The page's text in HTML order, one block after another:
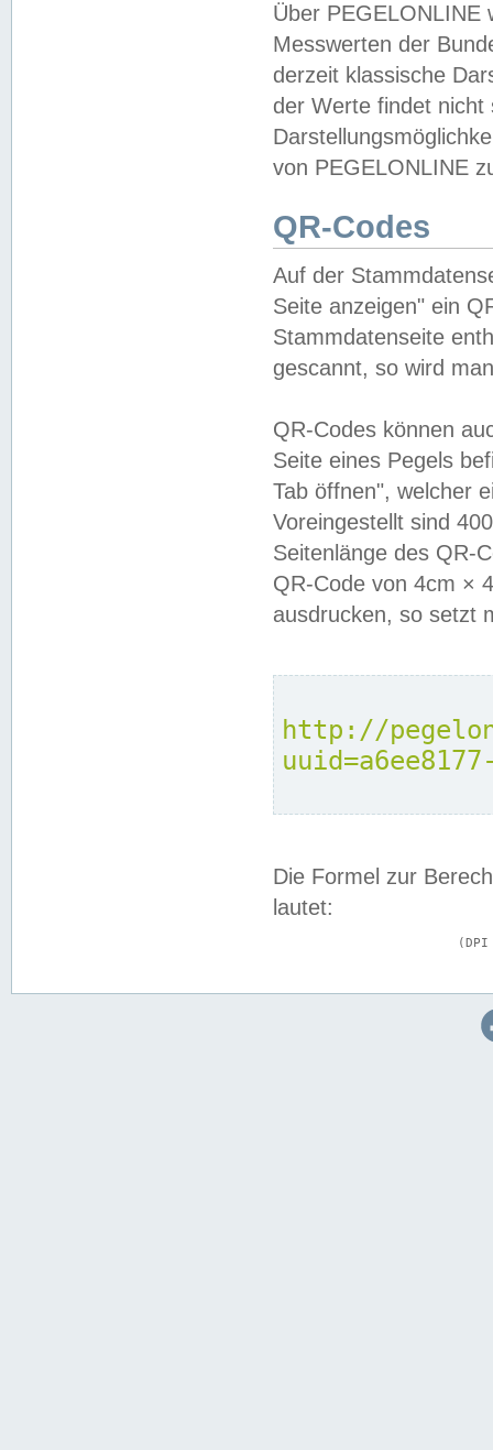
Über PEGELONLINE
Messwerten der
derzeit klassische
der Werte findet
von PEGELONLINE
QR-Codes
Auf der
Seite anzeigen" ein
Stammdatenseite
gescannt, so wird
QR-Codes können
Seite eines Pegels
Tab öffnen", welcher
Voreingestellt sind
Seitenlänge des QR-
QR-Code von 4cm ×
ausdrucken, so setzt
http://
Die Formel zur
lautet: